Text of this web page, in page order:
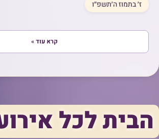
ז׳ בתמוז ה׳תשפ״ו
קרא עוד »
הבית לכל